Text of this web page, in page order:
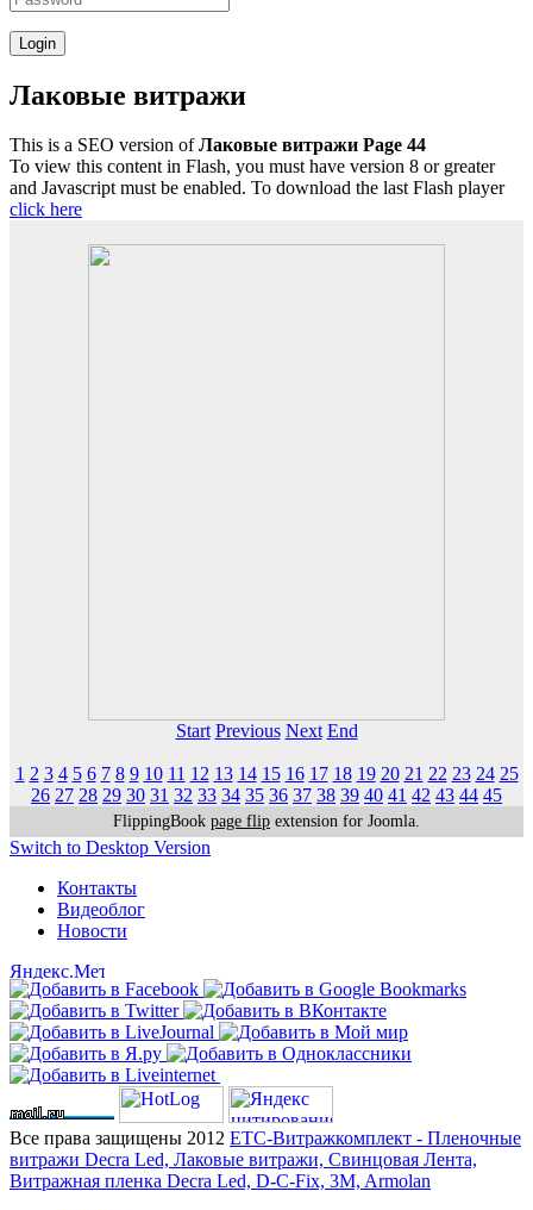
Лаковые витражи
This is a SEO version ofЛаковые витражи Page 44
To view this content in Flash, you must have version 8 or greater
and Javascript must be enabled. To download the last Flash player
click here
Start Previous Next End
1 2 3 4 5 6 7 8 9 10 11 12 13 14 15 16 17 18 19 20 21 22 23 24 25
26 27 28 29 30 31 32 33 34 35 36 37 38 39 40 41 42 43 44 45
FlippingBook page flip extension for Joomla.
Switch to Desktop Version
Контакты
Видеоблог
Новости
Все права защищены 2012 ЕТС-Витражкомплект - Пленочные
витражи Decra Led, Лаковые витражи, Свинцовая Лента,
Витражная пленка Decra Led, D-C-Fix, 3M, Armolan